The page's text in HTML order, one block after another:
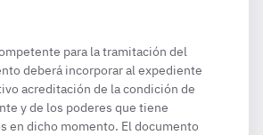
para la tramitación del
deberá incorporar al expediente
acreditación de la condición de
y de los poderes que tiene
en dicho momento. El documento